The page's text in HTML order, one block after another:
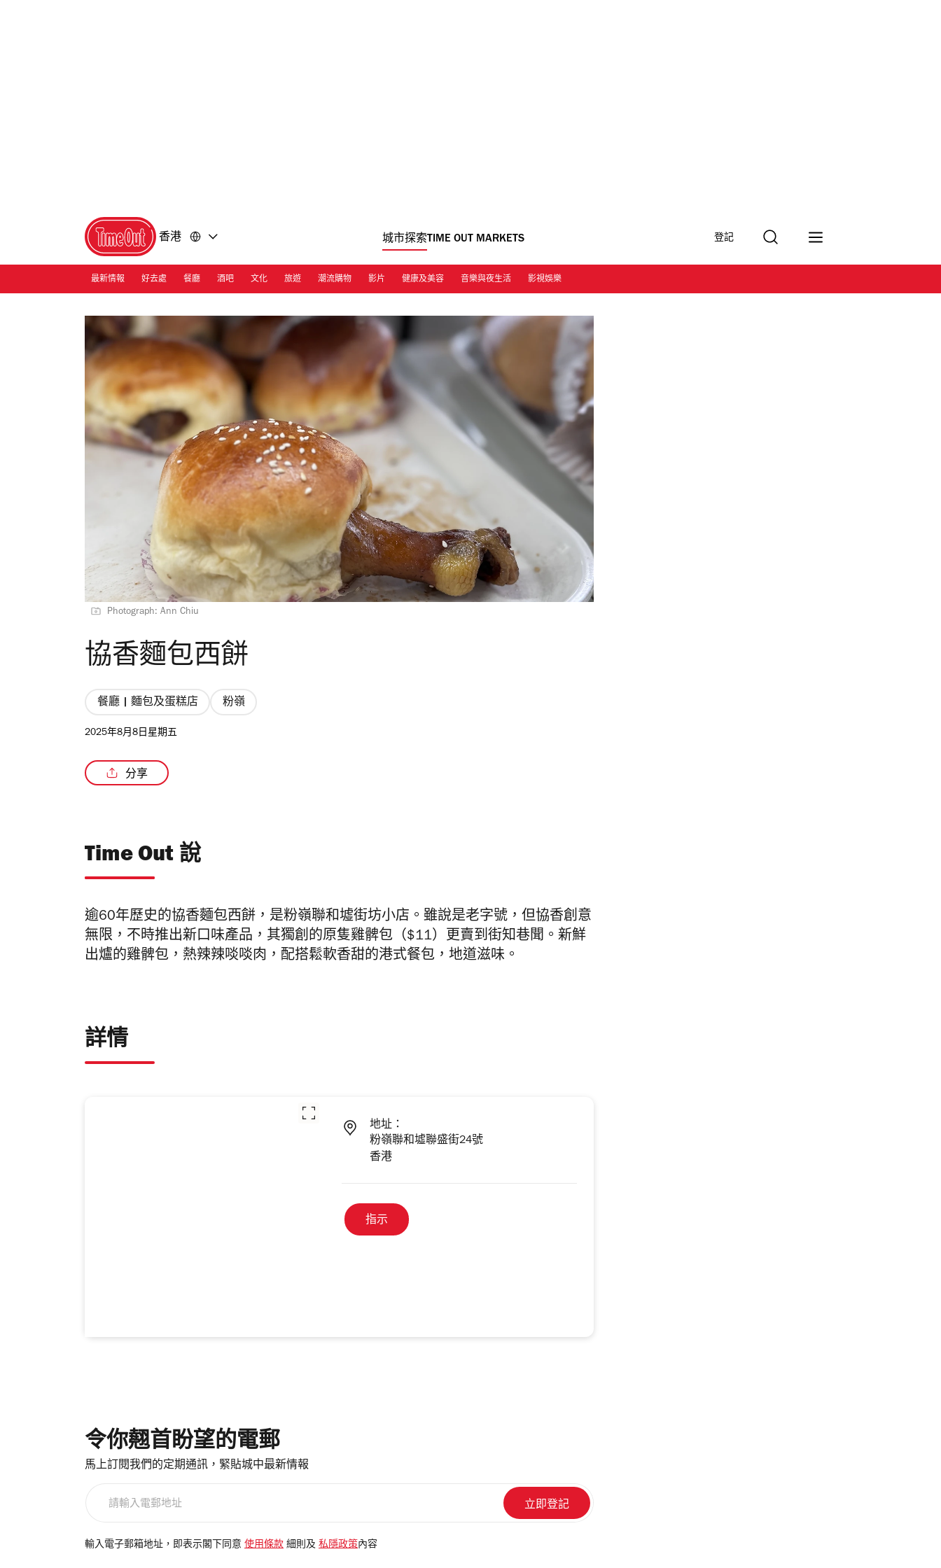
香港 城市探索TIME OUT MARKETS 登記
最新情報 好去處 餐廳 酒吧 文化 旅遊 潮流購物 影片 健康及美容 音樂與夜生活 影視娛樂
Photograph: Ann Chiu
協香麵包西餅
餐廳 | 麵包及蛋糕店 粉嶺
2025年8月8日星期五
分享
Time Out 說
逾60年歷史的協香麵包西餅，是粉嶺聯和墟街坊小店。雖說是老字號，但協香創意
無限，不時推出新口味產品，其獨創的原隻雞髀包（$11）更賣到街知巷聞。新鮮
出爐的雞髀包，熱辣辣啖啖肉，配搭鬆軟香甜的港式餐包，地道滋味。
詳情
地址：
粉嶺聯和墟聯盛街24號
香港
指示
令你翹首盼望的電郵
馬上訂閱我們的定期通訊，緊貼城中最新情報
電
輸入電子郵箱地址，即表示閣下同意 使用條款 細則及 私隱政策 內容